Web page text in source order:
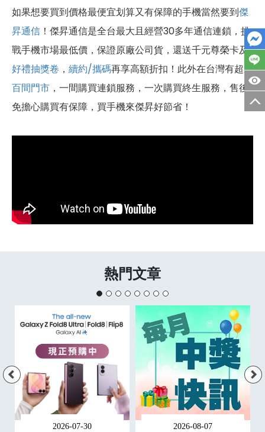
如果想要買到價格最便宜划算又有保障的手機當然要到傑
昇通信 ！傑昇通信是全台最大且經營30多年通信連鎖，挑
戰手機市場最低價，保證原廠公司貨，還送千元尊榮卡及
好禮抽獎卷 ， 續約/攜碼再享高額折扣！此外在台灣有超過
百間門市 ，一間購買連鎖服務，一次購買終生服務，售後
免擔心購買有保障，買手機來傑昇好節省！
熱門文章
2026-07-30 2026-08-07